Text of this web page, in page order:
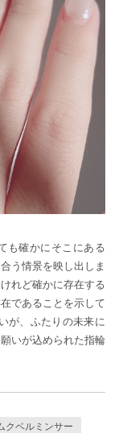
も確かにそこにある
う情景を映し出しま
れど確かに存在する
であることを示して
が、ふたりの未来に
いが込められた指輪
クベルミンサー